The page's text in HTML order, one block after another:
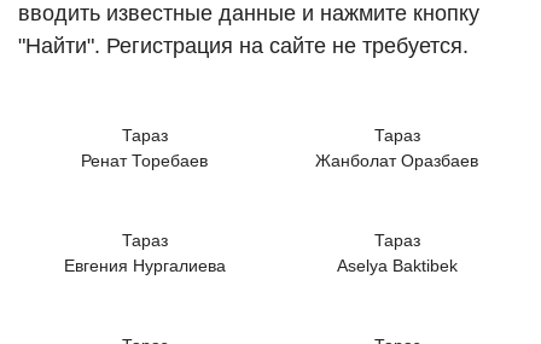
вводить известные данные и нажмите кнопку
"Найти". Регистрация на сайте не требуется.
Тараз
Ренат Торебаев
Тараз
Жанболат Оразбаев
Тараз
Евгения Нургалиева
Тараз
Aselya Baktibek